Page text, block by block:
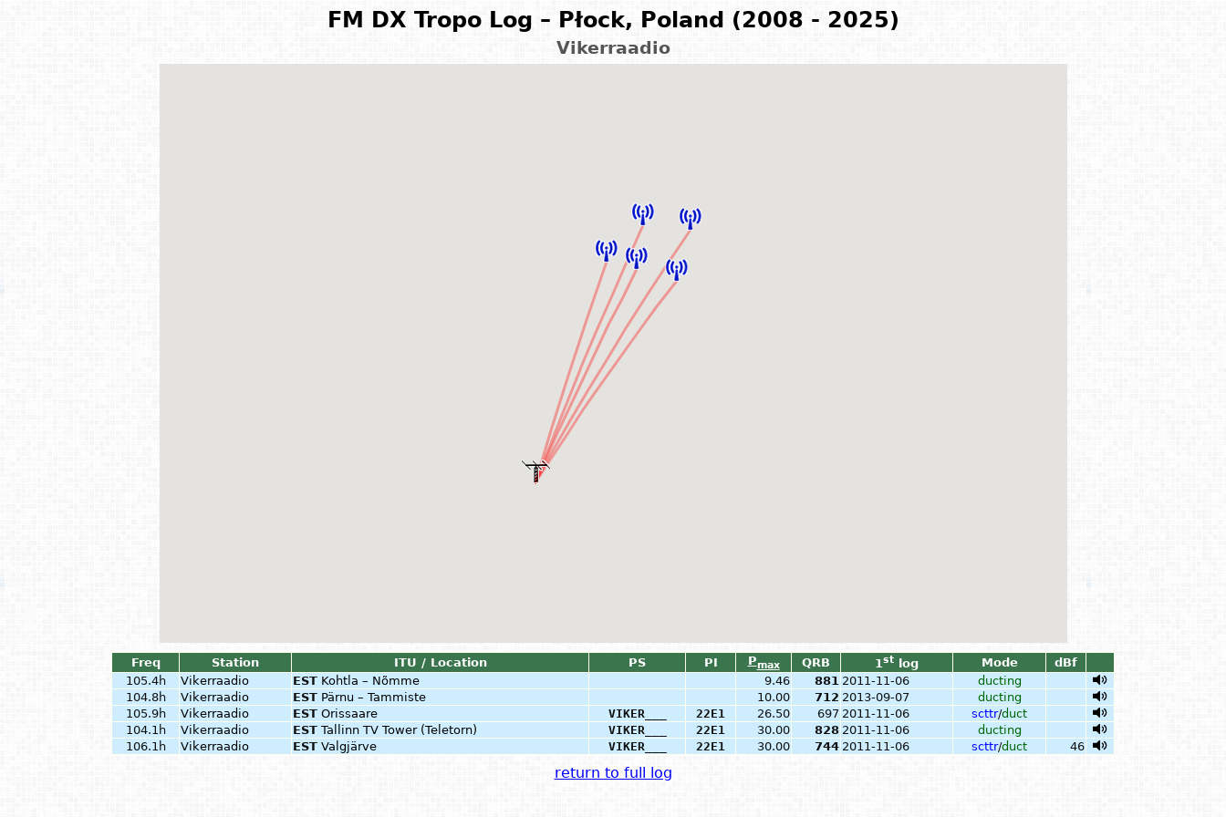
FM DX Tropo Log – Płock, Poland (2008 - 2025)
Vikerraadio
Freq Station ITU / Location PS PI Pmax QRB 1st log Mode
dBf
105.4h
Vikerraadio EST Kohtla – Nõmme 9.46 881 2011-11-06
ducting
104.8h
Vikerraadio EST Pärnu – Tammiste 10.00 712 2013-09-07
ducting
105.9h
Vikerraadio EST Orissaare VIKER___ 22E1 26.50 697 2011-11-06 scttr/duct
104.1h
Vikerraadio EST Tallinn TV Tower (Teletorn) VIKER___ 22E1 30.00 828 2011-11-06
ducting
106.1h
Vikerraadio EST Valgjärve VIKER___ 22E1 30.00 744 2011-11-06 scttr/duct 46
return to full log